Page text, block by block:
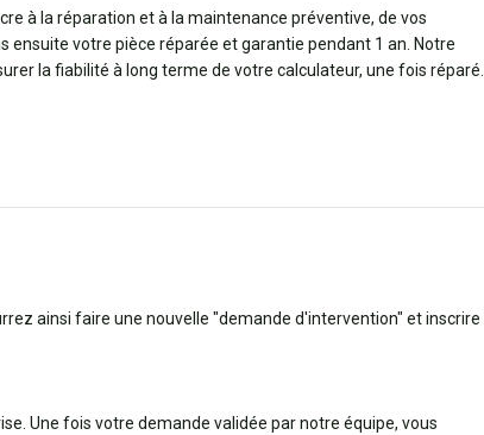
à la réparation et à la maintenance préventive, de vos
ensuite votre pièce réparée et garantie pendant 1 an. Notre
la fiabilité à long terme de votre calculateur, une fois réparé.
ainsi faire une nouvelle "demande d'intervention" et inscrire
Une fois votre demande validée par notre équipe, vous